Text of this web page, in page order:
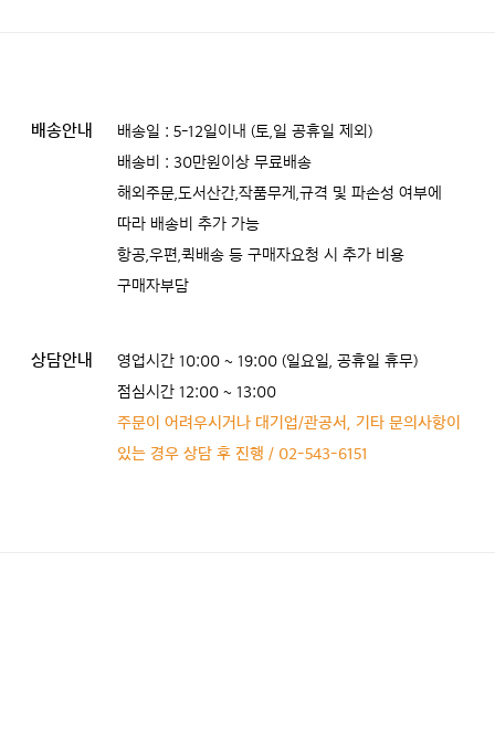
배송안내
배송일 : 5-12일이내 (토,일 공휴일 제외)
배송비 : 30만원이상 무료배송
해외주문,도서산간,작품무게,규격 및 파손성 여부에
따라 배송비 추가 가능
항공,우편,퀵배송 등 구매자요청 시 추가 비용
구매자부담
상담안내
영업시간 10:00 ~ 19:00 (일요일, 공휴일 휴무)
점심시간 12:00 ~ 13:00
주문이 어려우시거나 대기업/관공서, 기타 문의사항이
있는 경우 상담 후 진행 / 02-543-6151